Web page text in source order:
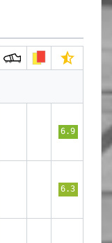
6.9
6.3